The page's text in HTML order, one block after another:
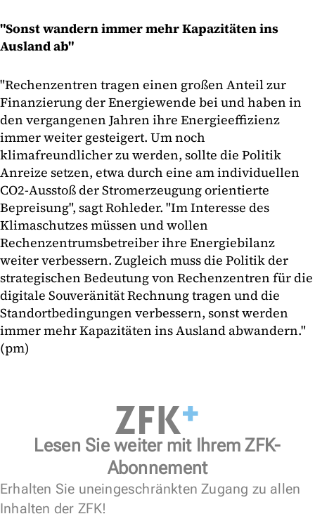
"Sonst wandern immer mehr Kapazitäten ins
Ausland ab"
"Rechenzentren tragen einen großen Anteil zur
Finanzierung der Energiewende bei und haben in
den vergangenen Jahren ihre Energieeffizienz
immer weiter gesteigert. Um noch
klimafreundlicher zu werden, sollte die Politik
Anreize setzen, etwa durch eine am individuellen
CO2-Ausstoß der Stromerzeugung orientierte
Bepreisung", sagt Rohleder. "Im Interesse des
Klimaschutzes müssen und wollen
Rechenzentrumsbetreiber ihre Energiebilanz
weiter verbessern. Zugleich muss die Politik der
strategischen Bedeutung von Rechenzentren für die
digitale Souveränität Rechnung tragen und die
Standortbedingungen verbessern, sonst werden
immer mehr Kapazitäten ins Ausland abwandern."
(pm)
Lesen Sie weiter mit Ihrem ZFK-
Abonnement
Erhalten Sie uneingeschränkten Zugang zu allen
Inhalten der ZFK!